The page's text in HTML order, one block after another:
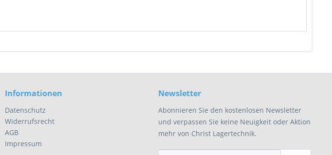
Informationen
Datenschutz
Widerrufsrecht
AGB
Impressum
Newsletter
Abonnieren Sie den kostenlosen Newsletter
und verpassen Sie keine Neuigkeit oder Aktion
mehr von Christ Lagertechnik.